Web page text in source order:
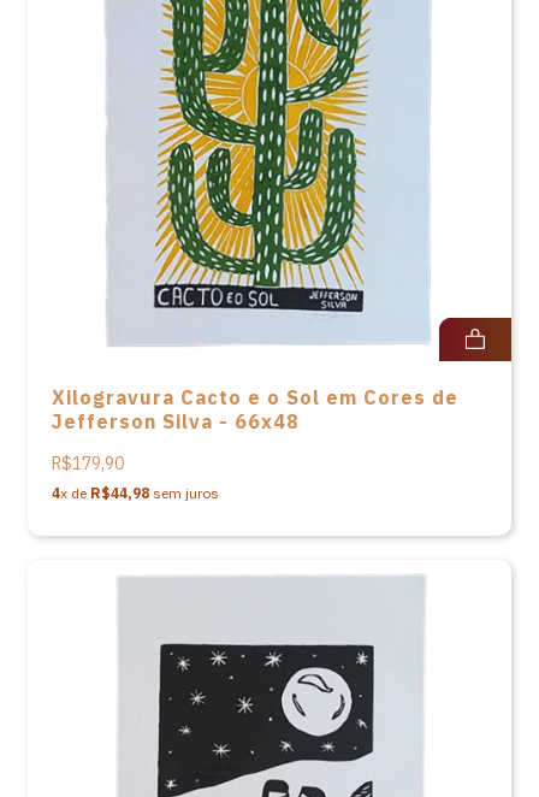
Xilogravura Cacto e o Sol em Cores de
Jefferson Silva - 66x48
R$179,90
4x de R$44,98 sem juros